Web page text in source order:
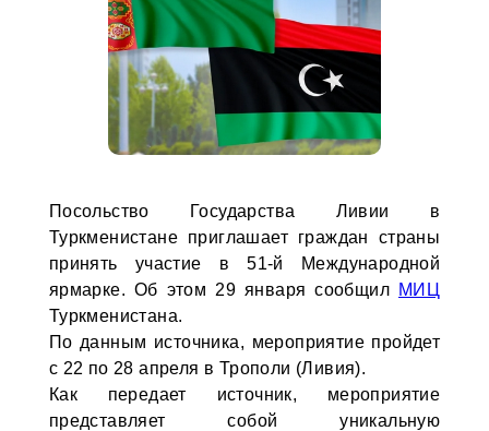
Посольство Государства Ливии в
Туркменистане приглашает граждан страны
принять участие в 51-й Международной
ярмарке. Об этом 29 января сообщил МИЦ
Туркменистана.
По данным источника, мероприятие пройдет
с 22 по 28 апреля в Трополи (Ливия).
Как передает источник, мероприятие
представляет собой уникальную